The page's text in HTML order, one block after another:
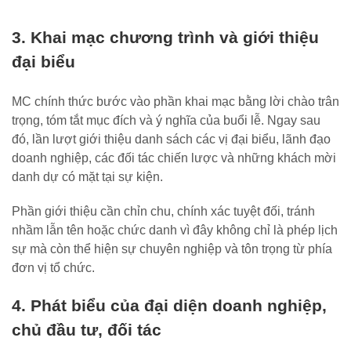
3. Khai mạc chương trình và giới thiệu
đại biểu
MC chính thức bước vào phần khai mạc bằng lời chào trân
trọng, tóm tắt mục đích và ý nghĩa của buổi lễ. Ngay sau
đó, lần lượt giới thiệu danh sách các vị đại biểu, lãnh đạo
doanh nghiệp, các đối tác chiến lược và những khách mời
danh dự có mặt tại sự kiện.
Phần giới thiệu cần chỉn chu, chính xác tuyệt đối, tránh
nhầm lẫn tên hoặc chức danh vì đây không chỉ là phép lịch
sự mà còn thể hiện sự chuyên nghiệp và tôn trọng từ phía
đơn vị tổ chức.
4. Phát biểu của đại diện doanh nghiệp,
chủ đầu tư, đối tác